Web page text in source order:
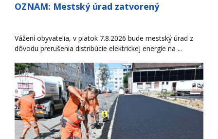
OZNAM: Mestský úrad zatvorený
Vážení obyvatelia, v piatok 7.8.2026 bude mestský úrad z
dôvodu prerušenia distribúcie elektrickej energie na ...